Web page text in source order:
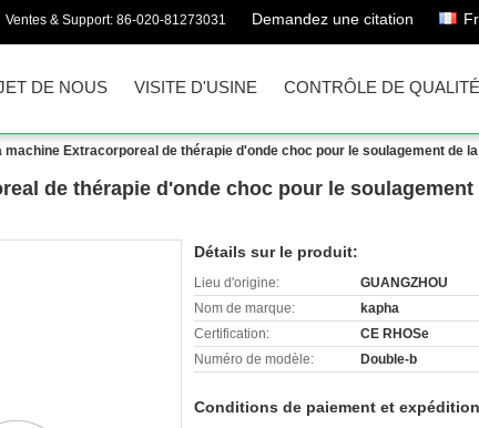
Ventes & Support: 86-020-81273031 Demandez une citation
DE NOUS VISITE D'USINE CONTRÔLE DE QUALITÉ
machine Extracorporeal de thérapie d'onde choc pour le soulagement de
de thérapie d'onde choc pour le soulagement
Détails sur le produit:
Lieu d'origine:
GUANGZHOU
Nom de marque:
kapha
Certification:
CE RHOSe
Numéro de modèle:
Double-b
Conditions de paiement et